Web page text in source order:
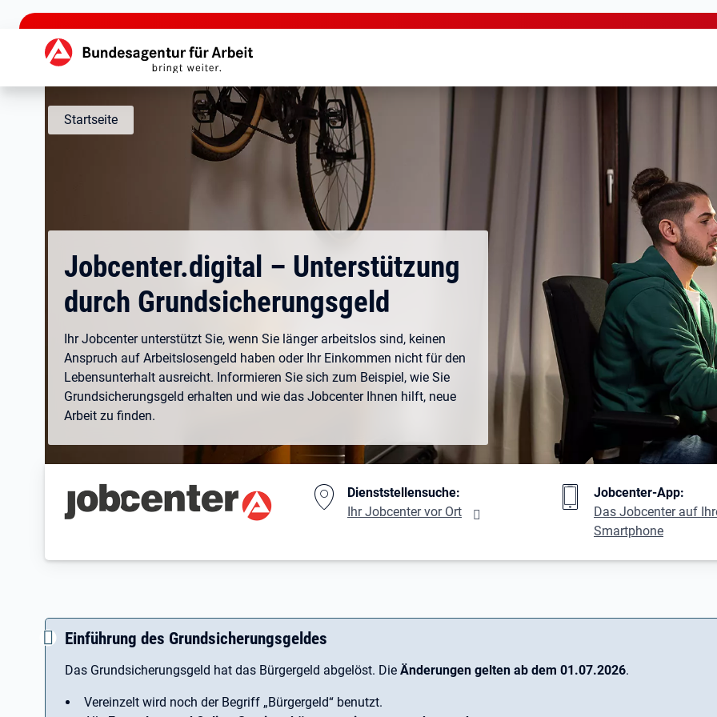
zu den Hauptinhalten springen
Hauptnavigation
Startseite
Jobcenter.digital – Unterstützung
durch Grundsicherungsgeld
Ihr Jobcenter unterstützt Sie, wenn Sie länger arbeitslos sind, keinen
Anspruch auf Arbeitslosengeld haben oder Ihr Einkommen nicht für den
Lebensunterhalt ausreicht. Informieren Sie sich zum Beispiel, wie Sie
Grundsicherungsgeld erhalten und wie das Jobcenter Ihnen hilft, neue
Arbeit zu finden.
Branding-Bereich BeschreibungDienststellensuche:
Ihr Jobcenter vor Ort
Jobcenter-App:
Das Jobcenter auf
Smartphone
Einführung des Grundsicherungsgeldes
Das Grundsicherungsgeld hat das Bürgergeld abgelöst. Die Änderungen gelten ab dem 01.07.2026.
Vereinzelt wird noch der Begriff ­„Bürgergeld“ benutzt.